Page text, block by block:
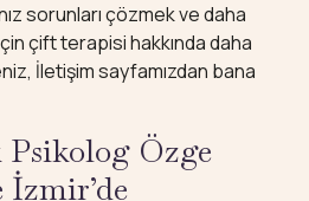
sorunları çözmek ve daha
çift terapisi hakkında daha
İletişimsayfamızdan bana
Özge
İzmir’de